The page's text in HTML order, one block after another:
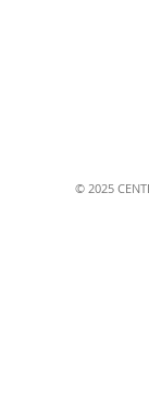
© 2025